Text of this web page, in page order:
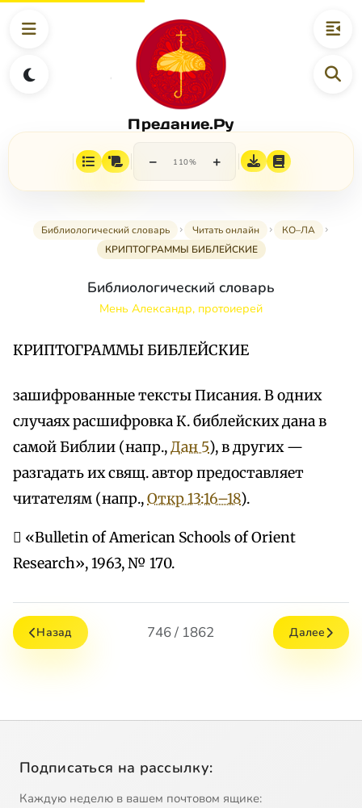
Предание.Ру
− 110% +
Библиологический словарь Читать онлайн
КО–ЛА
КРИПТОГРАММЫ БИБЛЕЙСКИЕ
Библиологический словарь
Мень Александр, протоиерей
КРИПТОГРАММЫ БИБЛЕЙСКИЕ
зашифрованные тексты Писания. В одних
случаях расшифровка К. библейских дана в
самой Библии (напр.,Дан 5), в других —
разгадать их свящ. автор предоставляет
читателям (напр.,Откр 13:16–18).
 «Bulletin of American Schools of Orient
Research», 1963, № 170.
Назад 746 / 1862 Далее
Подписаться на рассылку:
Каждую неделю в вашем почтовом ящике: